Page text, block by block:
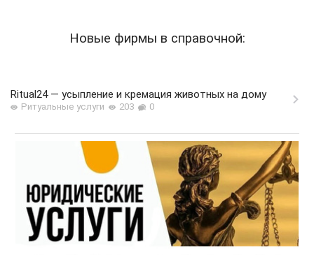
Новые фирмы в справочной:
Ritual24 — усыпление и кремация животных на дому
Ритуальные услуги 203 0